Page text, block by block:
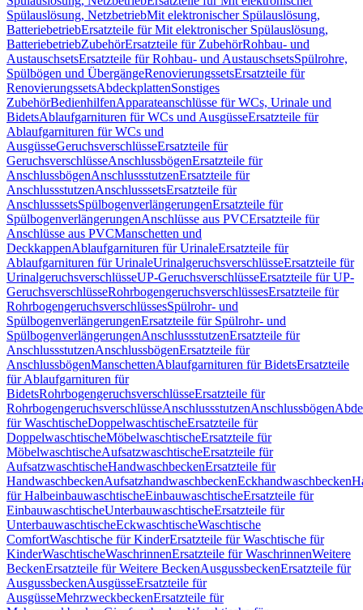
Spülauslösung, NetzbetriebMit elektronischer Spülauslösung,
BatteriebetriebErsatzteile für Mit elektronischer Spülauslösung,
BatteriebetriebZubehörErsatzteile für ZubehörRohbau- und
AustauschsetsErsatzteile für Rohbau- und AustauschsetsSpülrohre,
Spülbögen und ÜbergängeRenovierungssetsErsatzteile für
RenovierungssetsAbdeckplattenSonstiges
ZubehörBedienhilfenApparateanschlüsse für WCs, Urinale und
BidetsAblaufgarnituren für WCs und AusgüsseErsatzteile für
Ablaufgarnituren für WCs und
AusgüsseGeruchsverschlüsseErsatzteile für
GeruchsverschlüsseAnschlussbögenErsatzteile für
AnschlussbögenAnschlussstutzenErsatzteile für
AnschlussstutzenAnschlusssetsErsatzteile für
AnschlusssetsSpülbogenverlängerungenErsatzteile für
SpülbogenverlängerungenAnschlüsse aus PVCErsatzteile für
Anschlüsse aus PVCManschetten und
DeckkappenAblaufgarnituren für UrinaleErsatzteile für
Ablaufgarnituren für UrinaleUrinalgeruchsverschlüsseErsatzteile für
UrinalgeruchsverschlüsseUP-GeruchsverschlüsseErsatzteile für UP-
GeruchsverschlüsseRohrbogengeruchsverschlüssesErsatzteile für
RohrbogengeruchsverschlüssesSpülrohr- und
SpülbogenverlängerungenErsatzteile für Spülrohr- und
SpülbogenverlängerungenAnschlussstutzenErsatzteile für
AnschlussstutzenAnschlussbögenErsatzteile für
AnschlussbögenManschettenAblaufgarnituren für BidetsErsatzteile
für Ablaufgarnituren für
BidetsRohrbogengeruchsverschlüsseErsatzteile für
RohrbogengeruchsverschlüsseAnschlussstutzenAnschlussbögen
für WaschtischeDoppelwaschtischeErsatzteile für
DoppelwaschtischeMöbelwaschtischeErsatzteile für
MöbelwaschtischeAufsatzwaschtischeErsatzteile für
AufsatzwaschtischeHandwaschbeckenErsatzteile für
HandwaschbeckenAufsatzhandwaschbeckenEckhandwaschbecken
für HalbeinbauwaschtischeEinbauwaschtischeErsatzteile für
EinbauwaschtischeUnterbauwaschtischeErsatzteile für
UnterbauwaschtischeEckwaschtischeWaschtische
ComfortWaschtische für KinderErsatzteile für Waschtische für
KinderWaschtischeWaschrinnenErsatzteile für WaschrinnenWeitere
BeckenErsatzteile für Weitere BeckenAusgussbeckenErsatzteile für
AusgussbeckenAusgüsseErsatzteile für
AusgüsseMehrzweckbeckenErsatzteile für